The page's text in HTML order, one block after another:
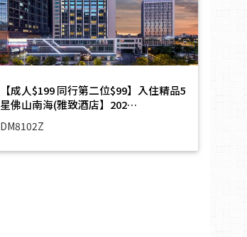
【成人$199 同行第二位$99】入住精品5
星佛山南海(雅致酒店】202…
DM8102Z